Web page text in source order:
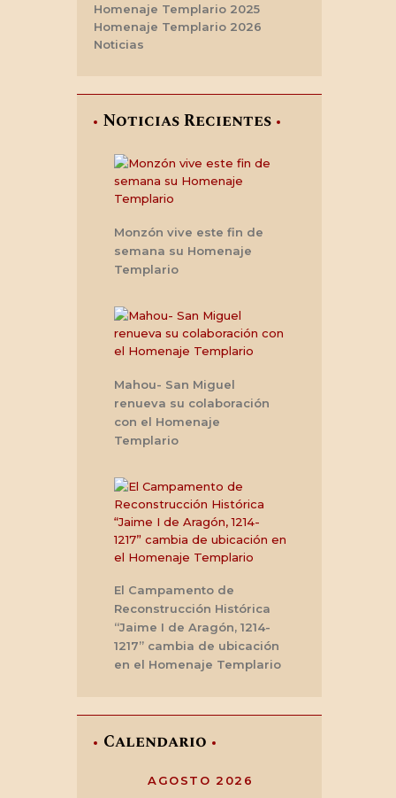
Homenaje Templario 2025
Homenaje Templario 2026
Noticias
Noticias Recientes
Monzón vive este fin de
semana su Homenaje
Templario
Mahou- San Miguel
renueva su colaboración
con el Homenaje
Templario
El Campamento de
Reconstrucción Histórica
“Jaime I de Aragón, 1214-
1217” cambia de ubicación
en el Homenaje Templario
Calendario
AGOSTO 2026